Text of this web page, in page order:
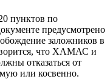
пунктов по
предусмотрено
заложников в
что ХАМАС и
отказаться от
или косвенно.